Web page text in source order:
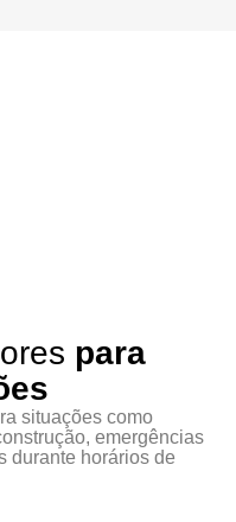
para
situações como
emergências
durante horários de